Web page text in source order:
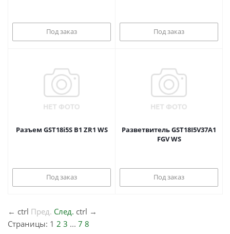
Под заказ Под заказ
Разъем GST18i5S B1 ZR1 WS
Под заказ
Разветвитель GST18I5V37A1
FGV WS
Под заказ
← ctrl Пред. След. ctrl →
Страницы: 1 2 3 ... 7 8